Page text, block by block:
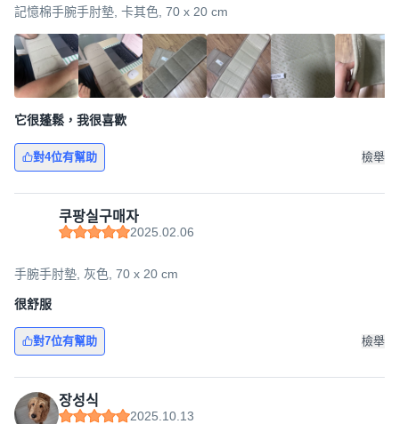
記憶棉手腕手肘墊, 卡其色, 70 x 20 cm
它很蓬鬆，我很喜歡
對4位有幫助 檢舉
쿠팡실구매자
2025.02.06
手腕手肘墊, 灰色, 70 x 20 cm
很舒服
對7位有幫助 檢舉
장성식
2025.10.13